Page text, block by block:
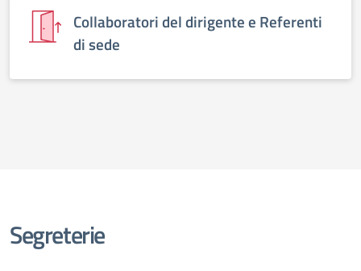
Collaboratori del dirigente e Referenti
di sede
Segreterie